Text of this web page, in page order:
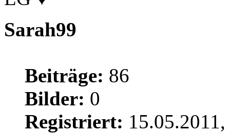
Sarah99
Beiträge: 86
Bilder: 0
Registriert: